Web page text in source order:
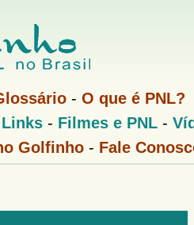
- O que é PNL?
Links- Filmes e PNL-
Golfinho- Fale